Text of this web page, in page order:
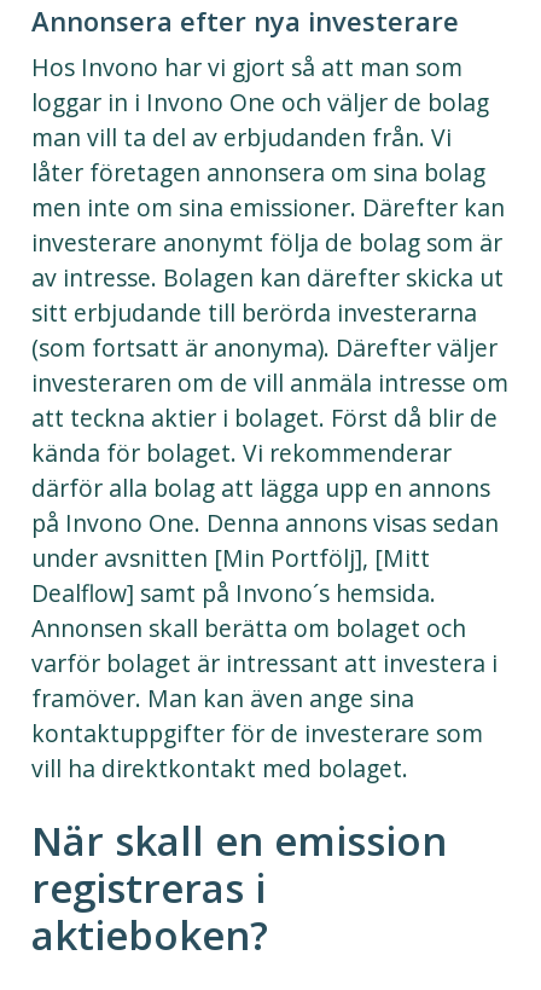
Annonsera efter nya investerare
Hos Invono har vi gjort så att man som
loggar in i Invono One och väljer de bolag
man vill ta del av erbjudanden från. Vi
låter företagen annonsera om sina bolag
men inte om sina emissioner. Därefter kan
investerare anonymt följa de bolag som är
av intresse. Bolagen kan därefter skicka ut
sitt erbjudande till berörda investerarna
(som fortsatt är anonyma). Därefter väljer
investeraren om de vill anmäla intresse om
att teckna aktier i bolaget. Först då blir de
kända för bolaget. Vi rekommenderar
därför alla bolag att lägga upp en annons
på Invono One. Denna annons visas sedan
under avsnitten [Min Portfölj], [Mitt
Dealflow] samt på Invono´s hemsida.
Annonsen skall berätta om bolaget och
varför bolaget är intressant att investera i
framöver. Man kan även ange sina
kontaktuppgifter för de investerare som
vill ha direktkontakt med bolaget.
När skall en emission
registreras i
aktieboken?